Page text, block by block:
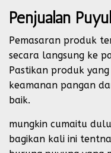
Penjualan
Pemasaran produk
secara langsung ke
Pastikan produk
keamanan pangan
baik.
mungkin cumaitu
bagikan kali ini